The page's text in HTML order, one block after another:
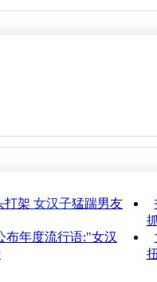
打架 女汉子猛踹男友
布年度流行语:"女汉